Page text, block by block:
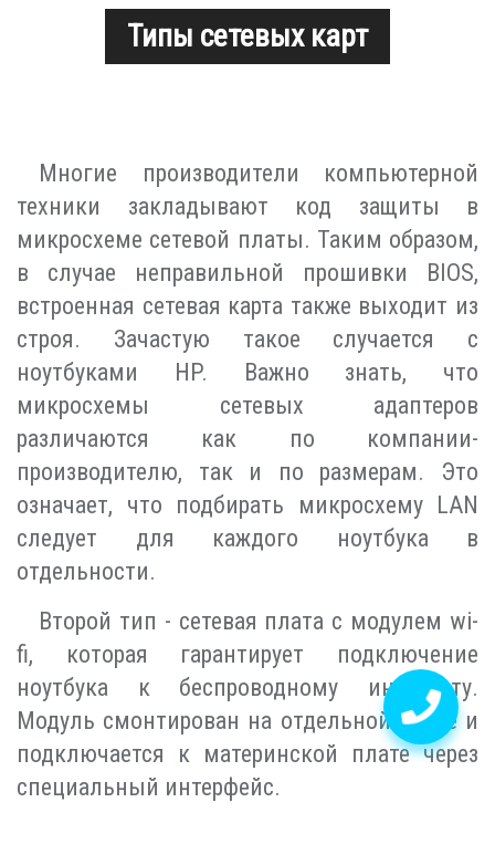
Типы сетевых карт
Многие производители компьютерной
техники закладывают код защиты в
микросхеме сетевой платы. Таким образом,
в случае неправильной прошивки BIOS,
встроенная сетевая карта также выходит из
строя. Зачастую такое случается с
ноутбуками HP. Важно знать, что
микросхемы сетевых адаптеров
различаются как по компании-
производителю, так и по размерам. Это
означает, что подбирать микросхему LAN
следует для каждого ноутбука в
отдельности.
Второй тип - сетевая плата с модулем wi-
fi, которая гарантирует подключение
ноутбука к беспроводному интернету.
Модуль смонтирован на отдельной плате и
подключается к материнской плате через
специальный интерфейс.